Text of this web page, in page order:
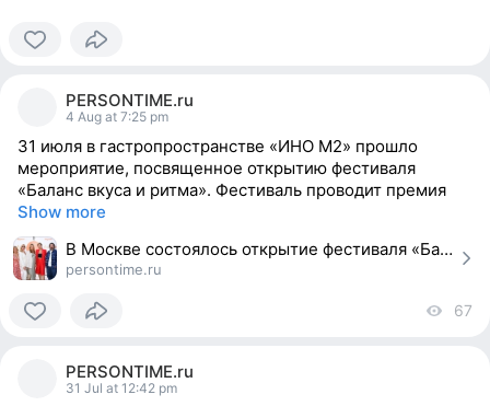
PERSONTIME.ru
4 Aug at 7:25 pm
31 июля в гастропространстве «ИНО М2» прошло
мероприятие, посвященное открытию фестиваля
«Баланс вкуса и ритма». Фестиваль проводит премия
Show more
В Москве состоялось открытие фестиваля «Баланс»
persontime.ru
67
PERSONTIME.ru
31 Jul at 12:42 pm